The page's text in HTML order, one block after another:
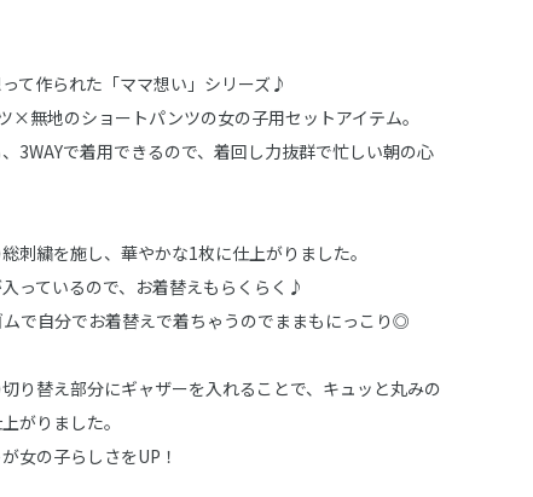
て作られた「ママ想い」シリーズ♪
×無地のショートパンツの女の子用セットアイテム。
3WAYで着用できるので、着回し力抜群で忙しい朝の心
刺繍を施し、華やかな1枚に仕上がりました。
っているので、お着替えもらくらく♪
で自分でお着替えで着ちゃうのでままもにっこり◎
り替え部分にギャザーを入れることで、キュッと丸みの
がりました。
女の子らしさをUP！